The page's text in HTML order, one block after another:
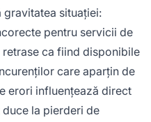
gravitatea situației:
pentru servicii de
ca fiind disponibile
care aparțin de
erori influențează direct
la pierderi de